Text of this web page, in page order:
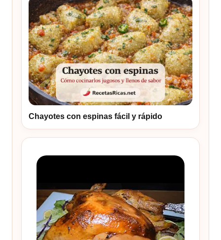
Chayotes con espinas fácil y rápido